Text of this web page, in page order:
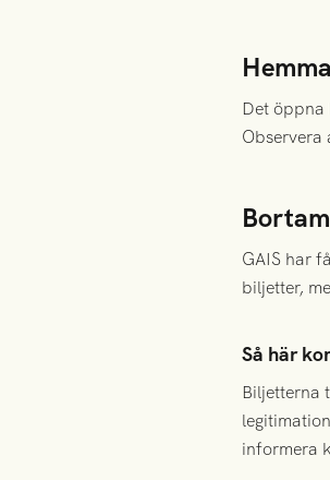
Det öppna
Observera
GAIS har
biljetter,
Så här
Biljetterna
informera